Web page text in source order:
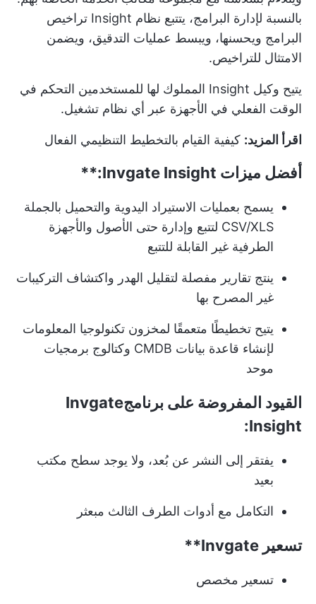
بالنسبة لإدارة البرامج، يتتبع نظام Insight تراخيص
البرامج ويحسنها، ويبسط عمليات التدقيق، ويضمن
الامتثال للتراخيص.
يتيح وكيل Insight المملوك لها للمستخدمين التحكم في
الوقت الفعلي في الأجهزة عبر أي نظام تشغيل.
اقرأ المزيد: كيفية القيام بالتخطيط التنظيمي الفعال
أفضل ميزات Invgate Insight:**
يسمح بعمليات الاستيراد اليدوية والتحميل بالجملة
CSV/XLS لتتبع وإدارة حتى الأصول والأجهزة
الطرفية غير القابلة للتتبع
ينتج تقارير مفصلة لتقليل الهدر واكتشاف التركيبات
غير المصرح بها
يتيح تخطيطًا متعمقًا لمخزون تكنولوجيا المعلومات
لإنشاء قاعدة بيانات CMDB وكتالوج برمجيات
موحد
القيود المفروضة على برنامجInvgate
Insight:
يفتقر إلى النشر عن بُعد، ولا يوجد سطح مكتب
بعيد
التكامل مع أدوات الطرف الثالث مبعثر
تسعير Invgate**
تسعير مخصص